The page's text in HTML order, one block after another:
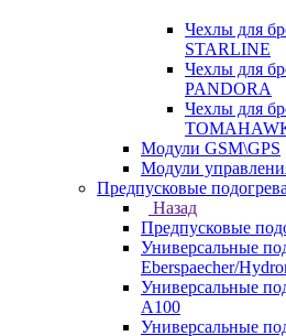
Чехлы для
STARLINE
Чехлы для
PANDORA
Чехлы для
Модули GSM\GPS
Модули
Предпусковые
Назад
Предпусковые
Универсальные
Eberspaecher/
Универсальные
A100
Универсальные